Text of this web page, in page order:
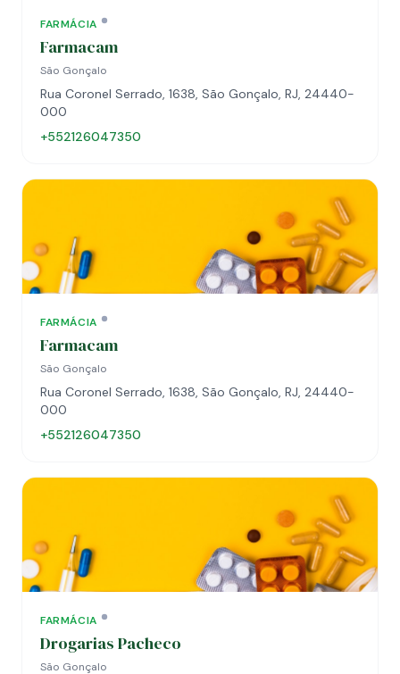
FARMÁCIA
Farmacam
São Gonçalo
Rua Coronel Serrado, 1638, São Gonçalo, RJ, 24440-
000
+552126047350
FARMÁCIA
Farmacam
São Gonçalo
Rua Coronel Serrado, 1638, São Gonçalo, RJ, 24440-
000
+552126047350
FARMÁCIA
Drogarias Pacheco
São Gonçalo